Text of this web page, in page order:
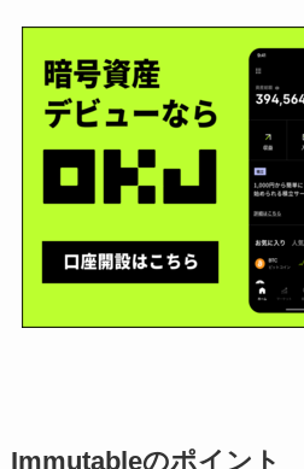
Immutableのポイント